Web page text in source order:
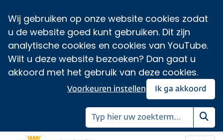
Wij gebruiken op onze website cookies zodat
u de website goed kunt gebruiken. Dit zijn
analytische cookies en cookies van YouTube.
Wilt u deze website bezoeken? Dan gaat u
akkoord met het gebruik van deze cookies.
Ik ga akkoord
Voorkeuren instellen